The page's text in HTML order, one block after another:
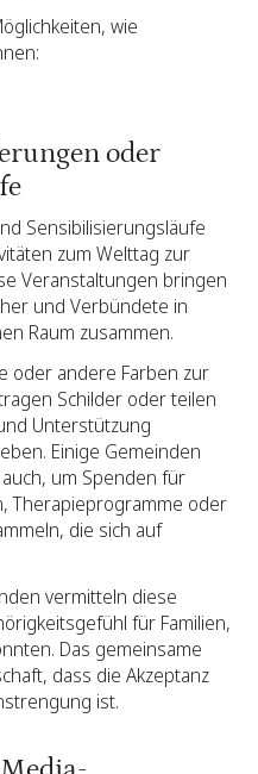
wie
oder
Sensibilisierungsläufe
zum Welttag zur
Veranstaltungen bringen
und Verbündete in
Raum zusammen.
oder andere Farben zur
Schilder oder teilen
Unterstützung
Einige Gemeinden
um Spenden für
Therapieprogramme oder
die sich auf
vermitteln diese
für Familien,
Das gemeinsame
dass die Akzeptanz
ist.